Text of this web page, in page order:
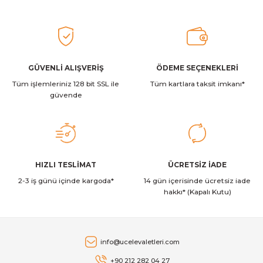
Ürün açıklamasında eksik bilgiler bulunuyor.
Ürün bilgilerinde hatalar bulunuyor.
Ürün fiyatı diğer sitelerden daha pahalı.
Bu ürüne benzer farklı alternatifler olmalı.
Stanley
Stanley The Quencher ProTour Flip Straw Tumbler Pipetli
2.349,00 TL
Stanley The AeroLight™ Transit Mug | 0.35L | Dew Drop
Stanley The AeroLight™ Transit Mug | 0.47L | Cranberry
GÜVENLİ ALIŞVERİŞ
Tüm işlemleriniz 128 bit SSL ile
güvende
ÖDEME SEÇENEKLERİ
Tüm kartlara taksit imkanı*
HIZLI TESLİMAT
2-3 iş günü içinde kargoda*
ÜCRETSİZ İADE
14 gün içerisinde ücretsiz iade
hakkı* (Kapalı Kutu)
info@ucelevaletleri.com
+90 212 282 04 27